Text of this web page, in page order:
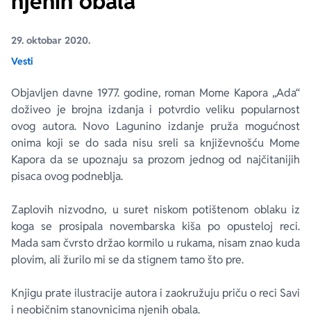
29. oktobar 2020.
Vesti
Objavljen davne 1977. godine, roman Mome Kapora „Ada“
doživeo je brojna izdanja i potvrdio veliku popularnost
ovog autora. Novo Lagunino izdanje pruža mogućnost
onima koji se do sada nisu sreli sa književnošću Mome
Kapora da se upoznaju sa prozom jednog od najčitanijih
pisaca ovog podneblja.
Zaplovih nizvodno, u suret niskom potištenom oblaku iz
koga se prosipala novembarska kiša po opusteloj reci.
Mada sam čvrsto držao kormilo u rukama, nisam znao kuda
plovim, ali žurilo mi se da stignem tamo što pre.
Knjigu prate ilustracije autora i zaokružuju priču o reci Savi
i neobičnim stanovnicima njenih obala.
Ekranizovane knjige
E-knjige
Autori
Poezija
Biografija
Bojan Ljubenović
Milica Jakovljević Mir-Jam
Peter Handke
Elif Šafak